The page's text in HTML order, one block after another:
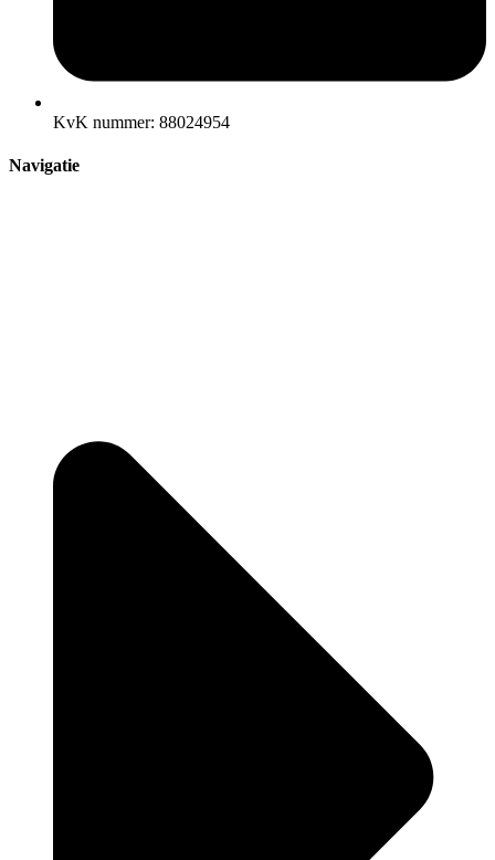
KvK nummer: 88024954
Navigatie